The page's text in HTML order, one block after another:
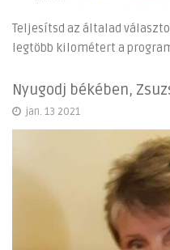
Teljesítsd az általad
legtöbb kilométert a
Nyugodj békében,
jan. 13 2021